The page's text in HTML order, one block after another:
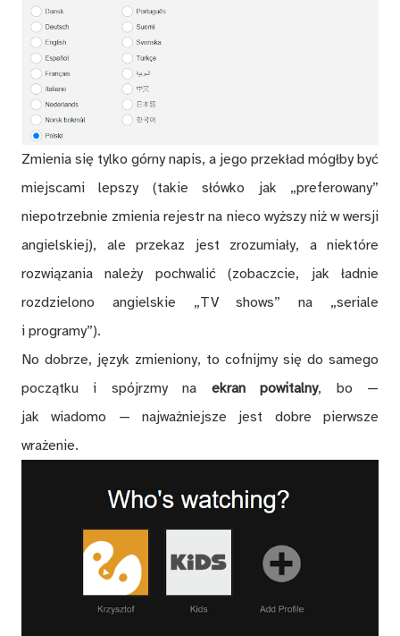
Zmienia się tylko górny napis, a jego przekład mógłby być
miejscami lepszy (takie słówko jak „preferowany”
niepotrzebnie zmienia rejestr na nieco wyższy niż w wersji
angielskiej), ale przekaz jest zrozumiały, a niektóre
rozwiązania należy pochwalić (zobaczcie, jak ładnie
rozdzielono angielskie „TV shows” na „seriale
i programy”).
No dobrze, język zmieniony, to cofnijmy się do samego
początku i spójrzmy na ekran powitalny, bo —
jak wiadomo — najważniejsze jest dobre pierwsze
wrażenie.